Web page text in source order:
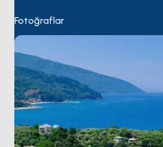
deneyimleyin. Sakin koylarıyla
demirleyin. Ege Denizi'nin çeşitli
deneyimlerini düşünerek
sonlandırın.
Fotoğraflar